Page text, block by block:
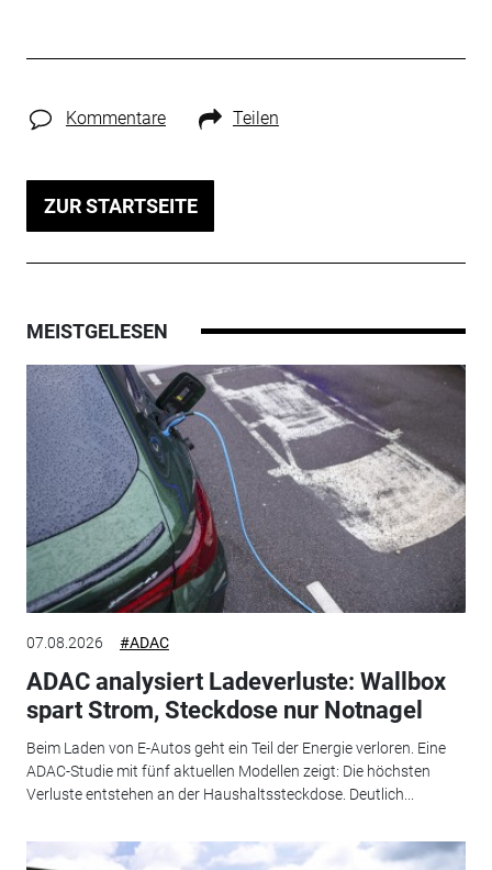
Kommentare Teilen
ZUR STARTSEITE
MEISTGELESEN
07.08.2026 #ADAC
ADAC analysiert Ladeverluste: Wallbox
spart Strom, Steckdose nur Notnagel
Beim Laden von E-Autos geht ein Teil der Energie verloren. Eine
ADAC-Studie mit fünf aktuellen Modellen zeigt: Die höchsten
Verluste entstehen an der Haushaltssteckdose. Deutlich...